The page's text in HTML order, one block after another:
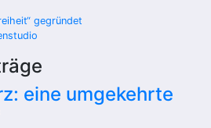
gegründet
eine umgekehrte